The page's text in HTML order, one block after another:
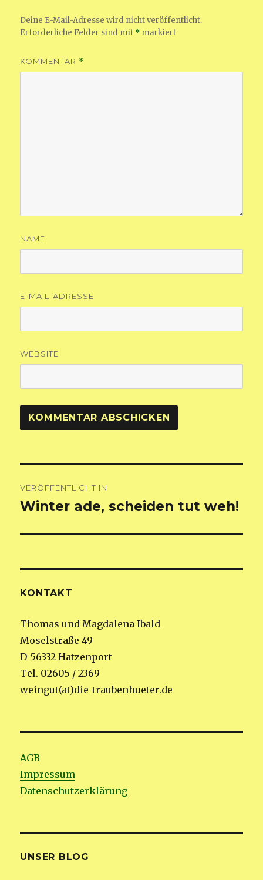
Deine E-Mail-Adresse wird nicht veröffentlicht.
Erforderliche Felder sind mit * markiert
KOMMENTAR *
NAME
E-MAIL-ADRESSE
WEBSITE
VERÖFFENTLICHT IN
Winter ade, scheiden tut weh!
KONTAKT
Thomas und Magdalena Ibald
Moselstraße 49
D-56332 Hatzenport
Tel. 02605 / 2369
weingut(at)die-traubenhueter.de
AGB
Impressum
Datenschutzerklärung
UNSER BLOG